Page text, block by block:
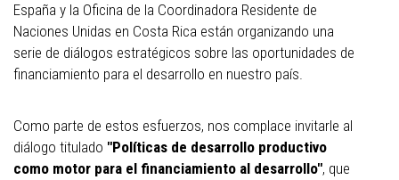
España y la Oficina de la Coordinadora Residente de
Naciones Unidas en Costa Rica están organizando una
serie de diálogos estratégicos sobre las oportunidades de
financiamiento para el desarrollo en nuestro país.
Como parte de estos esfuerzos, nos complace invitarle al
diálogo titulado "Políticas de desarrollo productivo
como motor para el financiamiento al desarrollo", que